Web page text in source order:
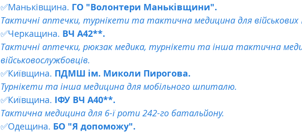
✅Маньківщина. ГО "Волонтери Маньківщини".
Тактичні аптечки, турнікети та тактична медицина для військових
✅Черкащина. ВЧ А42**.
Тактичні аптечки, рюкзак медика, турнікети та інша тактична
військовослужбовців.
✅Київщина. ПДМШ ім. Миколи Пирогова.
Турнікети та інша медицина для мобільного шпиталю.
✅Київщина. ІФУ ВЧ А40**.
Тактична медицина для 6-ї роти 242-го батальйону.
✅Одещина. БО "Я допоможу".